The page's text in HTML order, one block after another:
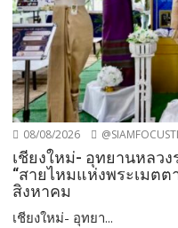
08/08/2026
เชียงใหม่- อุทยานหลว
“สายไหมแห่งพระเมต
สิงหาคม
เชียงใหม่- อุทยา...